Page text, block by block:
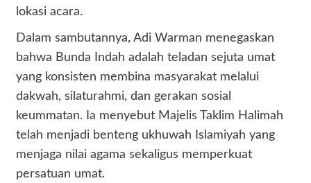
lokasi acara.
Dalam sambutannya, Adi Warman menegaskan
bahwa Bunda Indah adalah teladan sejuta umat
yang konsisten membina masyarakat melalui
dakwah, silaturahmi, dan gerakan sosial
keummatan. Ia menyebut Majelis Taklim Halimah
telah menjadi benteng ukhuwah Islamiyah yang
menjaga nilai agama sekaligus memperkuat
persatuan umat.